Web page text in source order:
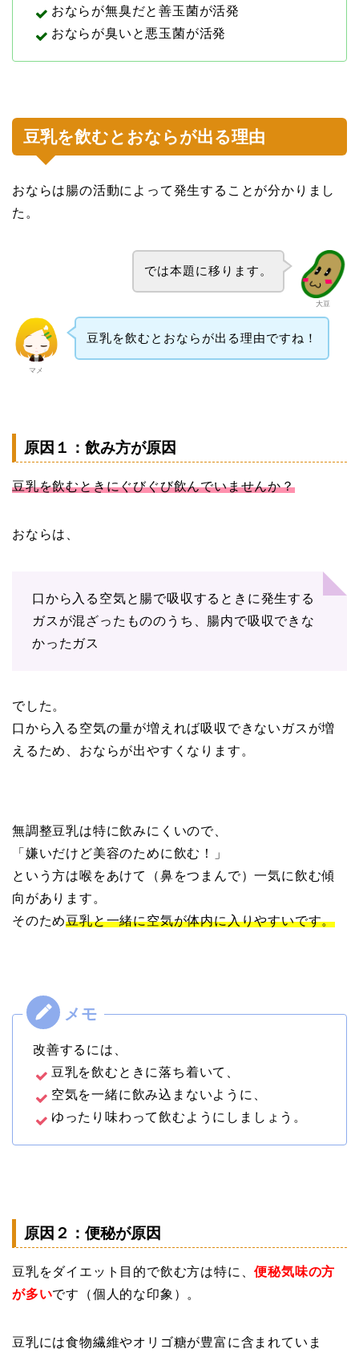
おならが無臭だと善玉菌が活発
おならが臭いと悪玉菌が活発
豆乳を飲むとおならが出る理由
おならは腸の活動によって発生することが分かりまし
た。
大豆
では本題に移ります。
マメ
豆乳を飲むとおならが出る理由ですね！
原因１：飲み方が原因
豆乳を飲むときにぐびぐび飲んでいませんか？
おならは、
口から入る空気と腸で吸収するときに発生する
ガスが混ざったもののうち、腸内で吸収できな
かったガス
でした。
口から入る空気の量が増えれば吸収できないガスが増
えるため、おならが出やすくなります。
無調整豆乳は特に飲みにくいので、
「嫌いだけど美容のために飲む！」
という方は喉をあけて（鼻をつまんで）一気に飲む傾
向があります。
そのため豆乳と一緒に空気が体内に入りやすいです。
改善するには、
豆乳を飲むときに落ち着いて、
空気を一緒に飲み込まないように、
ゆったり味わって飲むようにしましょう。
原因２：便秘が原因
豆乳をダイエット目的で飲む方は特に、便秘気味の方
が多いです（個人的な印象）。
豆乳には食物繊維やオリゴ糖が豊富に含まれていま